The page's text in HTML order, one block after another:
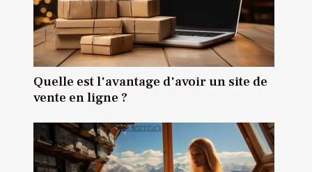
Quelle est l'avantage d'avoir un site de
vente en ligne ?